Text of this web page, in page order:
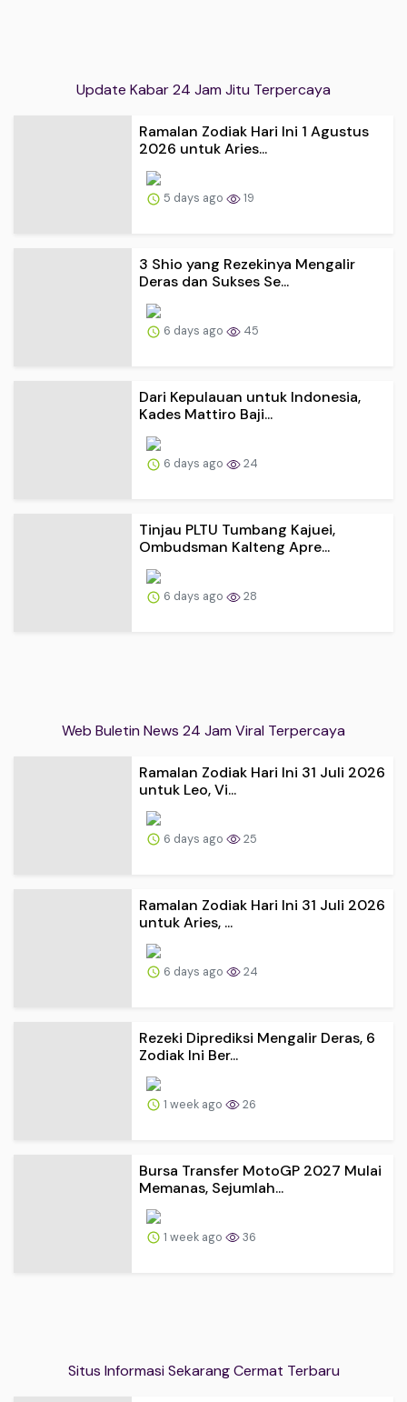
Update Kabar 24 Jam Jitu Terpercaya
Ramalan Zodiak Hari Ini 1 Agustus
2026 untuk Aries...
5 days ago 19
3 Shio yang Rezekinya Mengalir
Deras dan Sukses Se...
6 days ago 45
Dari Kepulauan untuk Indonesia,
Kades Mattiro Baji...
6 days ago 24
Tinjau PLTU Tumbang Kajuei,
Ombudsman Kalteng Apre...
6 days ago 28
Web Buletin News 24 Jam Viral Terpercaya
Ramalan Zodiak Hari Ini 31 Juli 2026
untuk Leo, Vi...
6 days ago 25
Ramalan Zodiak Hari Ini 31 Juli 2026
untuk Aries, ...
6 days ago 24
Rezeki Diprediksi Mengalir Deras, 6
Zodiak Ini Ber...
1 week ago 26
Bursa Transfer MotoGP 2027 Mulai
Memanas, Sejumlah...
1 week ago 36
Situs Informasi Sekarang Cermat Terbaru